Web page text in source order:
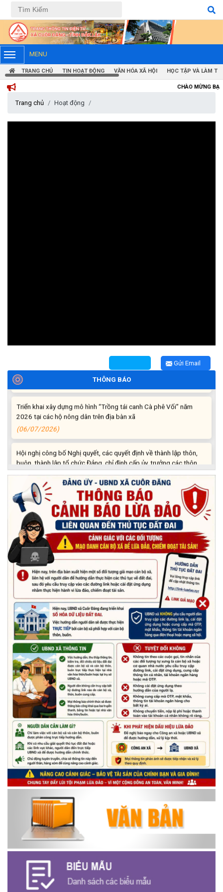
Tiếng Việt Tiếng Anh
MENU
TRANG CHỦ TIN HOẠT ĐỘNG VĂN HÓA XÃ HỘI HỌC TẬP VÀ LÀM
CHÀO MỪNG BẠN ĐẾN VỚI
Trang chủ Hoạt động
Gửi Email
THÔNG BÁO
Thông báo cảnh báo lừa đảo liên quan đến thủ tục đất đai
(24/07/2026)
Triển khai xây dựng mô hình “Trồng tái canh Cà phê Vối” năm
2026 tại các hộ nông dân trên địa bàn xã
(06/07/2026)
Hội nghị công bố Nghị quyết, các quyết định về thành lập thôn,
buôn, thành lập tổ chức Đảng, chỉ định cấp ủy, trưởng các thôn,
(03/07/2026)
Xã Cuôr Đăng đã tổ chức lễ kỷ niệm 85 năm Ngày truyền thống
Người cao tuổi Việt Nam (06/06/1941-06/06/2026) và tổ
chức mừng thọ, chúc thọ Người cao tuổi trên địa bàn xã.
(05/06/2026)
PHÁT ĐỘNG THAM GIA CUỘC THI “ỨNG DỤNG TRÍ TUỆ NHÂN
TẠO VÀO CUỘC SỐNG – AI FOR LIFE 2026” TRÊN ĐỊA BÀN
TỈNH ĐẮK LẮK
(29/05/2026)
Nhiệt liệt chào mừng Ngày Khoa học, Công nghệ và Đổi mới
sáng tạo Việt Nam 18/5"
(15/05/2026)
Chương trình đối thoại giữa lãnh đạo UBND xã với thanh niên,
thiếu nhi trên địa bàn xã năm 2026
(14/05/2026)
Chương trình kỷ niệm 85 năm ngày thành lập Đội TNTP Hồ Chí
Minh (15/05/1941 – 15/05/2026) và kỷ niệm 136 năm ngày
sinh Chủ tịch Hồ Chí Minh (19/05/1890 – 19/05/2026).
(14/05/2026)
Thông báo tiếp nhận phản ánh, kiến nghị về quy định thủ tục
hành chính
(07/08/2026)
Thông báo về thực hiện Luật tương trợ tư pháp về dân sự và
các văn bản quy định chi tiết, hướng dẫn thi hành
(04/08/2026)
Thông báo cảnh báo lừa đảo liên quan đến thủ tục đất đai
(24/07/2026)